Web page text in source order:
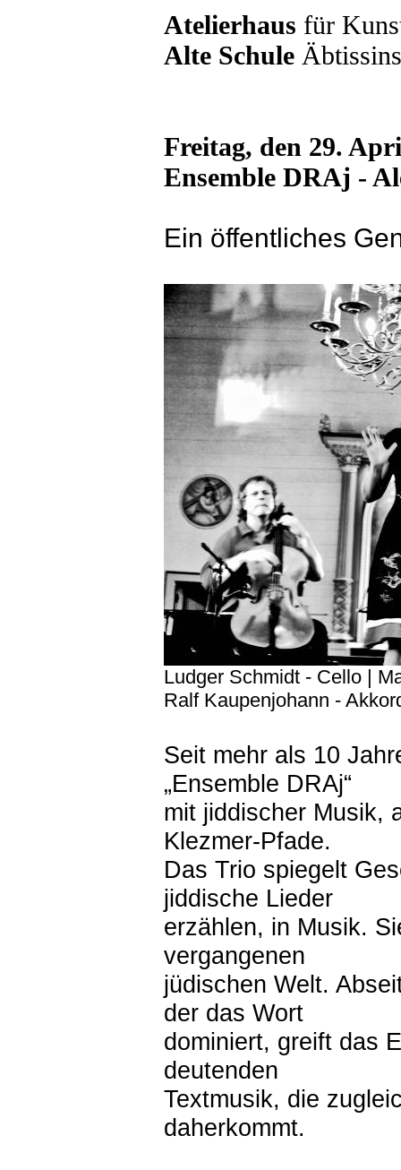
Atelierhaus für
Alte Schule
Freitag, den 29.
Ensemble DRAj -
Ein öffentliches
Ludger Schmidt - Cello |
Ralf Kaupenjohann -
Seit mehr als 10
„Ensemble DRAj“
mit jiddischer Musik,
Klezmer-Pfade.
Das Trio spiegelt
jiddische Lieder
erzählen, in Musik.
vergangenen
jüdischen Welt.
der das Wort
dominiert, greift das
deutenden
Textmusik, die
daherkommt.